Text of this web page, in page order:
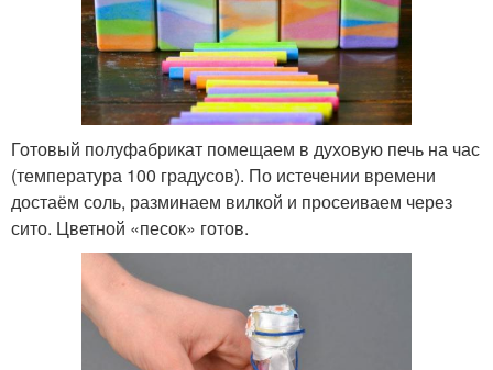
Готовый полуфабрикат помещаем в духовую печь на час
(температура 100 градусов). По истечении времени
достаём соль, разминаем вилкой и просеиваем через
сито. Цветной «песок» готов.